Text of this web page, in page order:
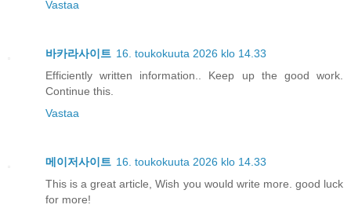
Vastaa
바카라사이트 16. toukokuuta 2026 klo 14.33
Efficiently written information.. Keep up the good work.
Continue this.
Vastaa
메이저사이트 16. toukokuuta 2026 klo 14.33
This is a great article, Wish you would write more. good luck
for more!